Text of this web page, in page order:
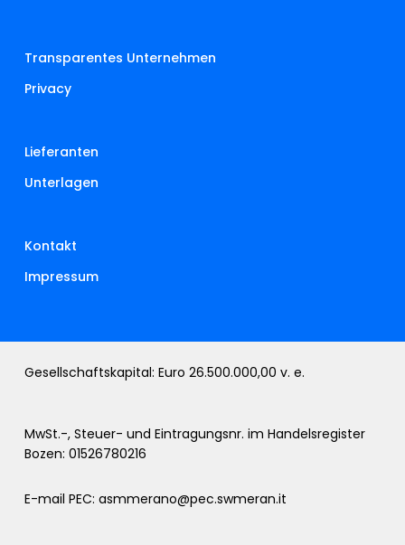
Transparentes Unternehmen
Privacy
Lieferanten
Unterlagen
Kontakt
Impressum
Gesellschaftskapital: Euro 26.500.000,00 v. e.
MwSt.-, Steuer- und Eintragungsnr. im Handelsregister
Bozen: 01526780216
E-mail PEC: asmmerano@pec.swmeran.it